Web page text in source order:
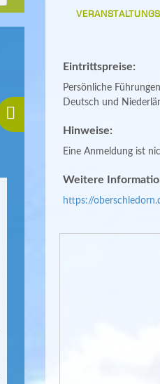
Eintrittspreise:
Persönliche
Deutsch und
Hinweise:
Eine Anmeldung ist
Weitere
https://